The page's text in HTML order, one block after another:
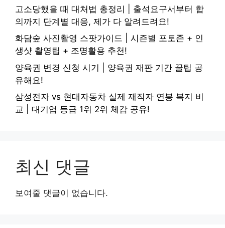
고소당했을 때 대처법 총정리 | 출석요구서부터 합
의까지 단계별 대응, 제가 다 알려드려요!
화담숲 사진촬영 스팟가이드 | 시즌별 포토존 + 인
생샷 촬영팁 + 조명활용 추천!
양육권 변경 신청 시기 | 양육권 재판 기간 꿀팁 공
유해요!
삼성전자 vs 현대자동차 실제 재직자 연봉 복지 비
교 | 대기업 등급 1위 2위 체감 공유!
최신 댓글
보여줄 댓글이 없습니다.